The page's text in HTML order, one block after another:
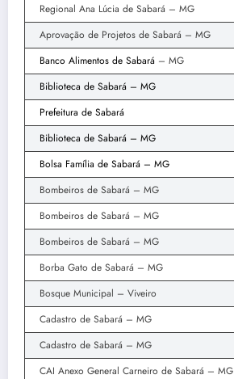
Regional Ana Lúcia de Sabará – MG
Aprovação de Projetos de Sabará – MG
Banco Alimentos de Sabará – MG
Biblioteca de Sabará – MG
Prefeitura de Sabará
Biblioteca de Sabará – MG
Bolsa Família de Sabará – MG
Bombeiros de Sabará – MG
Bombeiros de Sabará – MG
Bombeiros de Sabará – MG
Borba Gato de Sabará – MG
Bosque Municipal – Viveiro
Cadastro de Sabará – MG
Cadastro de Sabará – MG
CAI Anexo General Carneiro de Sabará – MG